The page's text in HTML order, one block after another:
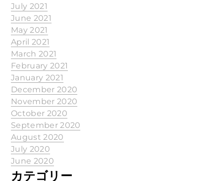
July 2021
June 2021
May 2021
April 2021
March 2021
February 2021
January 2021
December 2020
November 2020
October 2020
September 2020
August 2020
July 2020
June 2020
カテゴリー